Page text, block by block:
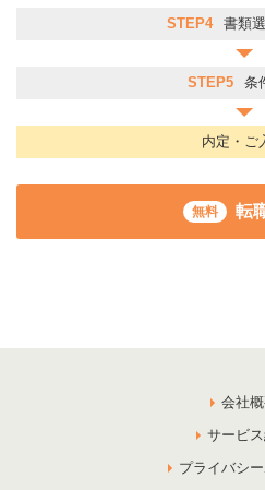
STEP4 書類
STEP5 条
内定・ご
無料 転
会社
サービ
プライバシ